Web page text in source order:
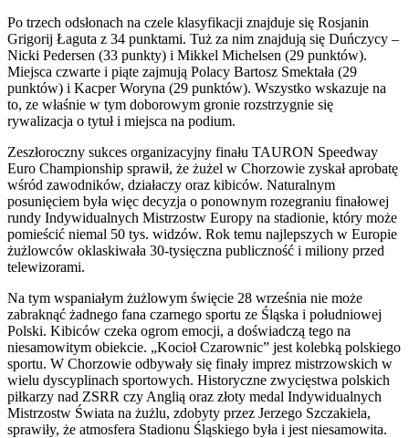
Po trzech odsłonach na czele klasyfikacji znajduje się Rosjanin
Grigorij Łaguta z 34 punktami. Tuż za nim znajdują się Duńczycy –
Nicki Pedersen (33 punkty) i Mikkel Michelsen (29 punktów).
Miejsca czwarte i piąte zajmują Polacy Bartosz Smektała (29
punktów) i Kacper Woryna (29 punktów). Wszystko wskazuje na
to, ze właśnie w tym doborowym gronie rozstrzygnie się
rywalizacja o tytuł i miejsca na podium.
Zeszłoroczny sukces organizacyjny finału TAURON Speedway
Euro Championship sprawił, że żużel w Chorzowie zyskał aprobatę
wśród zawodników, działaczy oraz kibiców. Naturalnym
posunięciem była więc decyzja o ponownym rozegraniu finałowej
rundy Indywidualnych Mistrzostw Europy na stadionie, który może
pomieścić niemal 50 tys. widzów. Rok temu najlepszych w Europie
żużlowców oklaskiwała 30-tysięczna publiczność i miliony przed
telewizorami.
Na tym wspaniałym żużlowym święcie 28 września nie może
zabraknąć żadnego fana czarnego sportu ze Śląska i południowej
Polski. Kibiców czeka ogrom emocji, a doświadczą tego na
niesamowitym obiekcie. „Kocioł Czarownic” jest kolebką polskiego
sportu. W Chorzowie odbywały się finały imprez mistrzowskich w
wielu dyscyplinach sportowych. Historyczne zwycięstwa polskich
piłkarzy nad ZSRR czy Anglią oraz złoty medal Indywidualnych
Mistrzostw Świata na żużlu, zdobyty przez Jerzego Szczakiela,
sprawiły, że atmosfera Stadionu Śląskiego była i jest niesamowita.